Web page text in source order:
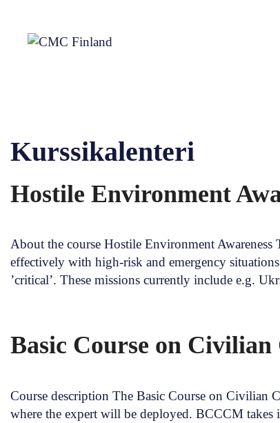
Kurssikalenteri
Hostile Environment
About the course Hostile Environment
effectively with high-risk and emergency
’critical’. These missions currently include e.g.
Basic Course on Civilian
Course description The Basic Course on Civilian
where the expert will be deployed. BCCCM